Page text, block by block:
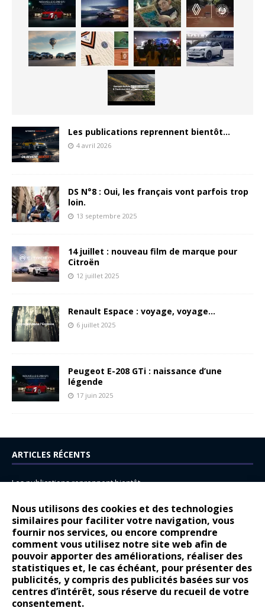
Nous utilisons des cookies et des technologies
similaires pour faciliter votre navigation, vous
fournir nos services, ou encore comprendre
comment vous utilisez notre site web afin de
pouvoir apporter des améliorations, réaliser des
statistiques et, le cas échéant, pour présenter des
publicités, y compris des publicités basées sur vos
centres d’intérêt, sous réserve du recueil de votre
consentement.
Les publications reprennent bientôt…
4 avril 2026
DS N°8 : Oui, les français vont parfois trop
loin.
13 septembre 2025
14 juillet : nouveau film de marque pour
Citroën
12 juillet 2025
Renault Espace : voyage, voyage…
6 juillet 2025
Peugeot E-208 GTi : naissance d’une
légende
17 juin 2025
ARTICLES RÉCENTS
Les publications reprennent bientôt…
14 juillet : nouveau film de marque pour Citroën
Renault Espace : voyage, voyage…
Peugeot E-208 GTi : naissance d’une légende
COMMENTAIRES RÉCENTS